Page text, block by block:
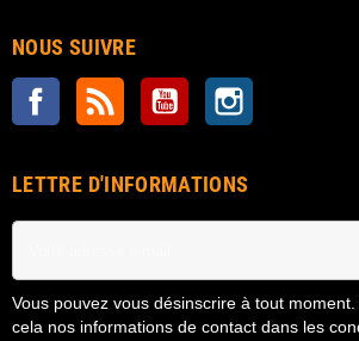
NOUS SUIVRE
Facebook Rss YouTube
LETTRE D'INFORMATIONS
Vous pouvez vous désinscrire à tout
cela nos informations de contact dans les